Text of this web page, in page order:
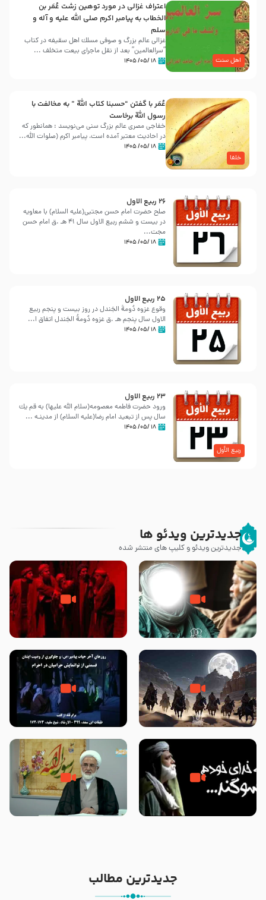
اهل سنت
اعتراف غزالی در مورد توهین زشت عُمَر بن
الخطاب به پیامبر اکرم صلی الله علیه و آله و
سلم
غزالی عالم بزرگ و صوفی مسلك اهل سقيفه در کتاب
“سرالعالمین” بعد از نقل ماجرای بیعت متخلف ...
۱۸ /۰۵/ ۱۴۰۵
خلفا
عُمَر با گفتن “حسبنا كتاب اللّه ” به مخالفت با
رسول اللّه برخاست
خفاجی مصری عالم بزرگ سنی می‌نویسد : همانطور که
در احادیث معتبر آمده است، پیامبر اکرم (صلوات اللّه...
۱۸ /۰۵/ ۱۴۰۵
26 ربيع الاول
صلح حضرت امام حسن مجتبی(علیه السلام) با معاویه
در بیست و ششم ربیع الاول سال 41 هـ .ق امام حسن
مجت...
۱۸ /۰۵/ ۱۴۰۵
25 ربيع الاول
وقوع غزوه دُومةُ الجَندل در روز بیست و پنجم ربیع
الاول سال پنجم هـ .ق غزوه دُومةُ الجَندل اتفاق ا...
۱۸ /۰۵/ ۱۴۰۵
ربیع الأول
23 ربيع الاول
ورود حضرت فاطمه معصومه(سلام الله علیها) به قم یك
سال پس از تبعید امام رضا(علیه السلام) از مدینـه ...
۱۸ /۰۵/ ۱۴۰۵
جدیدترین ویدئو ها
جدیدترین ویدئو و کلیپ های منتشر شده
وصیتی که نوشته نشد (حدیث
قرطاس)
قسمتی از نوا نمایش بیرق ماندگار
بیان توطئه های منافقین پیش از
و آله
‌‌‌‌‌‌‌داستان ترور نافرجام رسول خدا
صلی الله علیه و آله – شهادت
روزهای آخر حیات پیامبر اکرم صلی
الله علیه و آله – قسمتی از
خطبه حضرت سلمان سه روز پس از
شهادت پیامبر اکرم صلی الله علیه
مادر داعش – حجت الاسلام جباری
جدیدترین مطالب